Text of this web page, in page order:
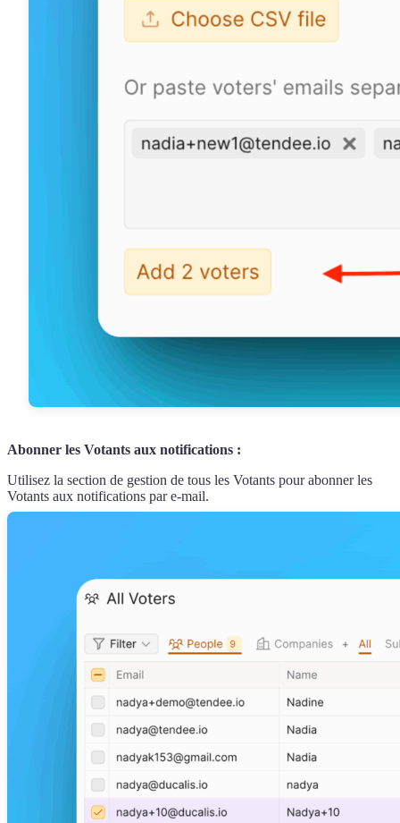
Abonner les Votants aux notifications :
Utilisez la section de gestion de tous les Votants pour abonner les
Votants aux notifications par e-mail.